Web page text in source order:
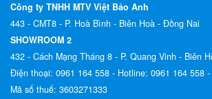
Công ty TNHH MTV Việt Bảo Anh
443 - CMT8 - P. Hoà Bình - Biên Hoà - Đồng Nai
SHOWROOM 2
432 - Cách Mạng Tháng 8 - P. Quang Vinh - Biên
Điện thoại: 0961 164 558 - Hotline: 0961 164 558
Mã số thuế: 3603271333